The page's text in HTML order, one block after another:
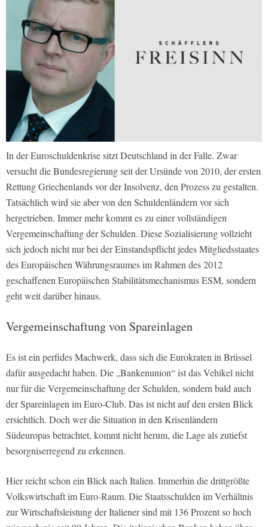
In der Euroschuldenkrise sitzt Deutschland in der Falle. Zwar
versucht die Bundesregierung seit der Ursünde von 2010, der ersten
Rettung Griechenlands vor der Insolvenz, den Prozess zu gestalten.
Tatsächlich wird sie aber von den Schuldenländern vor sich
hergetrieben. Immer mehr kommt es zu einer vollständigen
Vergemeinschaftung der Schulden. Diese Sozialisierung vollzieht
sich jedoch nicht nur bei der Einstandspflicht jedes Mitgliedsstaates
des Europäischen Währungsraumes im Rahmen des 2012
geschaffenen Europäischen Stabilitätsmechanismus ESM, sondern
geht weit darüber hinaus.
Vergemeinschaftung von Spareinlagen
Es ist ein perfides Machwerk, dass sich die Eurokraten in Brüssel
dafür ausgedacht haben. Die „Bankenunion“ ist das Vehikel nicht
nur für die Vergemeinschaftung der Schulden, sondern bald auch
der Spareinlagen im Euro-Club. Das ist nicht auf den ersten Blick
ersichtlich. Doch wer die Situation in den Krisenländern
Südeuropas betrachtet, kommt nicht herum, die Lage als zutiefst
besorgniserregend zu erkennen.
Hier reicht schon ein Blick nach Italien. Immerhin die drittgrößte
Volkswirtschaft im Euro-Raum. Die Staatsschulden im Verhältnis
zur Wirtschaftsleistung der Italiener sind mit 136 Prozent so hoch